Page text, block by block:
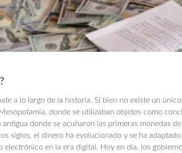
a lo largo de la historia. Si bien no existe un
donde se utilizaban objetos como
donde se acuñaron las primeras monedas
siglos, el dinero ha evolucionado y se ha adaptado
electrónico en la era digital. Hoy en día, los